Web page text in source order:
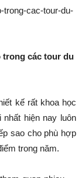
trong các tour du
kế rất khoa học
hiện nay luôn
sao cho phù hợp
trong năm.